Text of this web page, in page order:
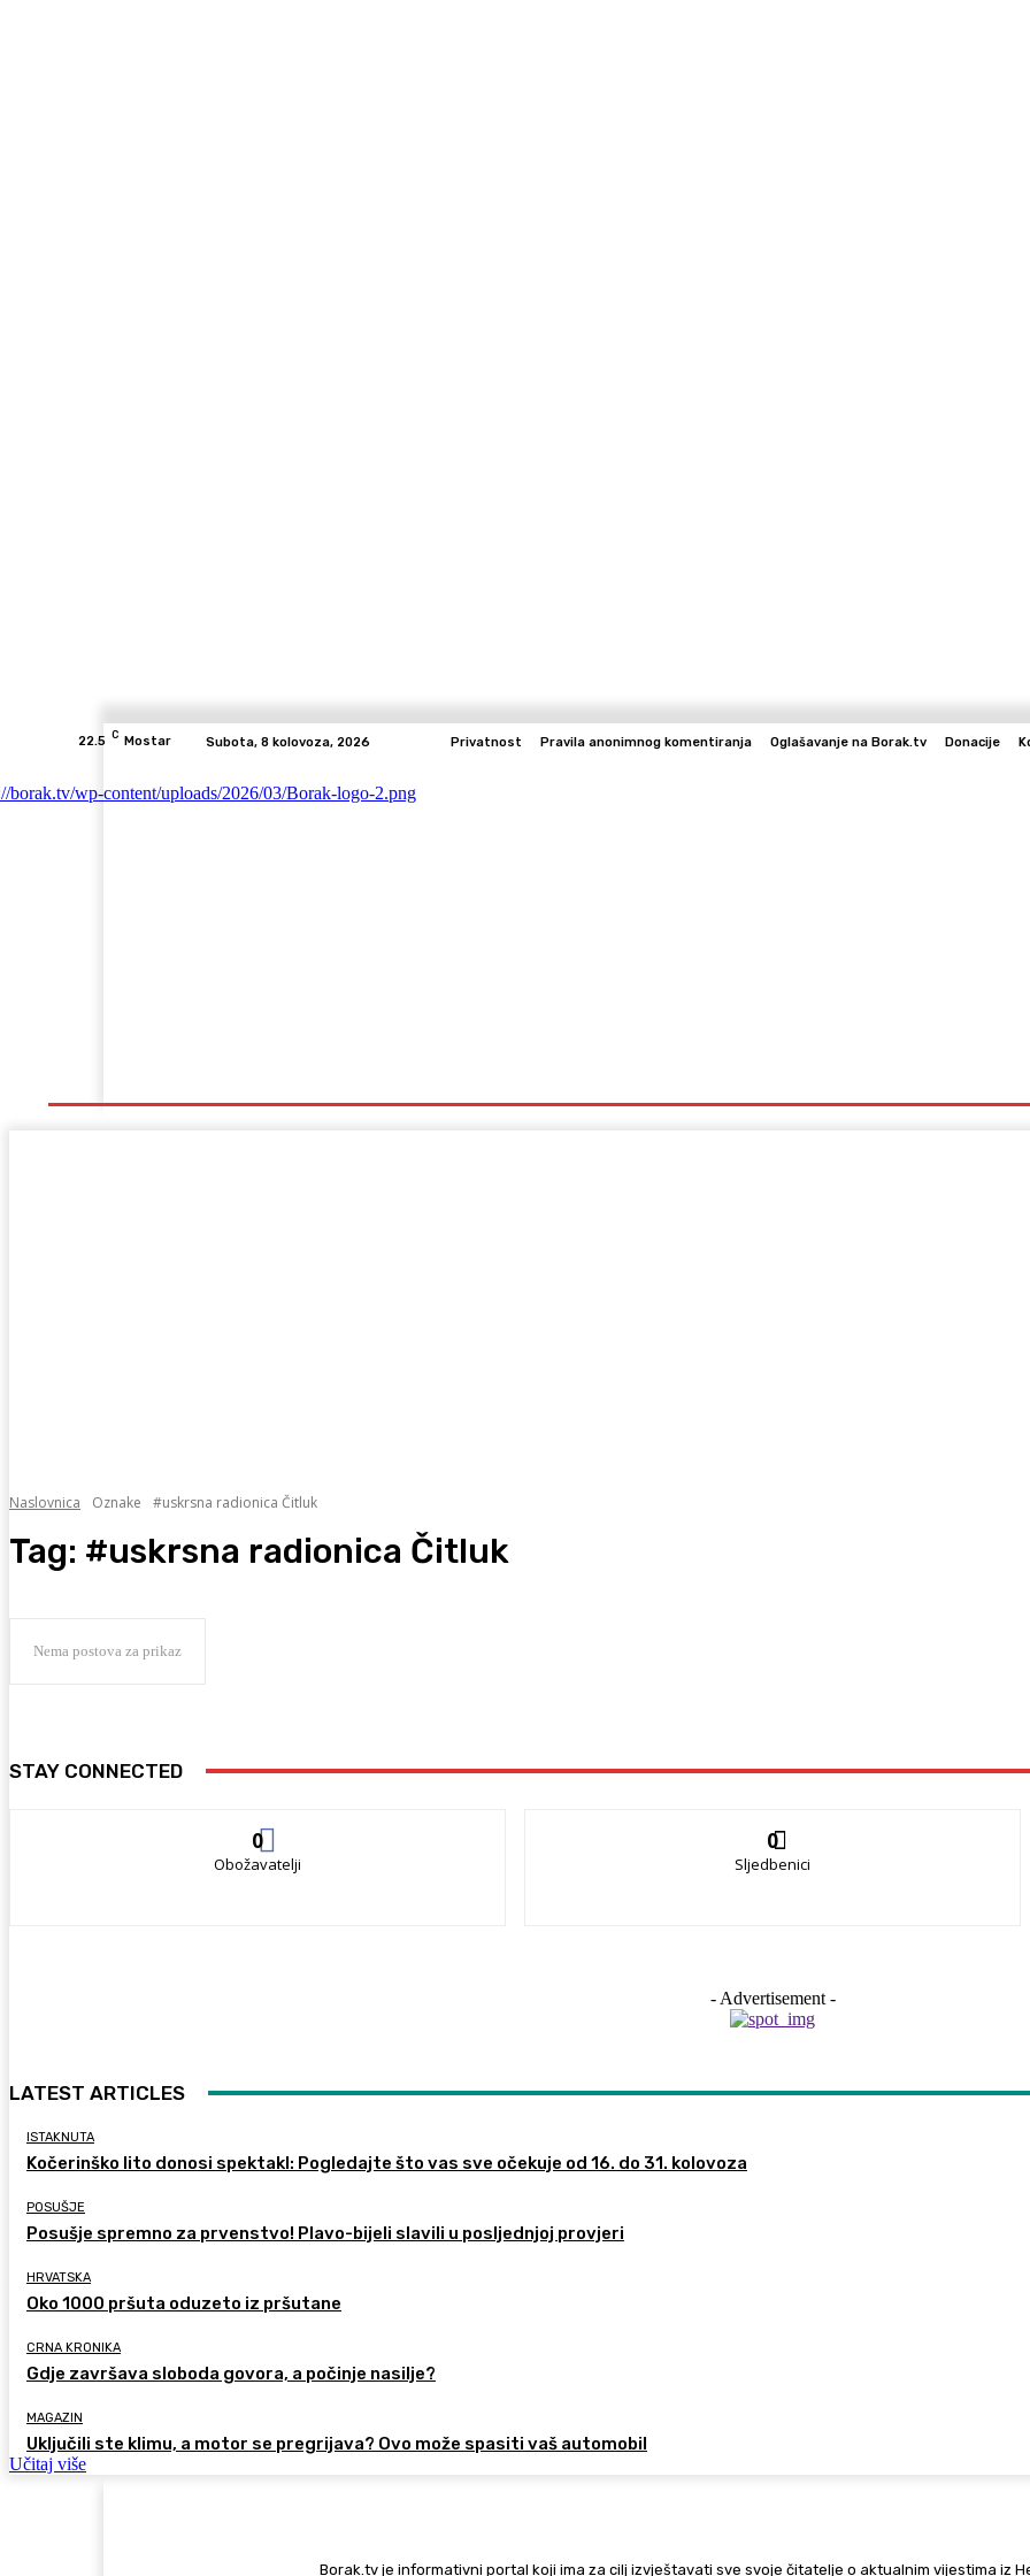
22.5 C Mostar Subota, 8 kolovoza, 2026 Privatnost Pravila anonimnog komentiranja Oglašavanje na Borak.tv Donacije
Naslovnica Oznake #uskrsna radionica Čitluk
Tag: #uskrsna radionica Čitluk
Nema postova za prikaz
STAY CONNECTED
0
Obožavatelji
0
Sljedbenici
- Advertisement -
LATEST ARTICLES
ISTAKNUTA
Kočerinško lito donosi spektakl: Pogledajte što vas sve očekuje od 16. do 31. kolovoza
POSUŠJE
Posušje spremno za prvenstvo! Plavo-bijeli slavili u posljednjoj provjeri
HRVATSKA
Oko 1000 pršuta oduzeto iz pršutane
CRNA KRONIKA
Gdje završava sloboda govora, a počinje nasilje?
MAGAZIN
Uključili ste klimu, a motor se pregrijava? Ovo može spasiti vaš automobil
Učitaj više
Borak.tv je informativni portal koji ima za cilj izvještavati sve svoje čitatelje o aktualnim vijestima iz